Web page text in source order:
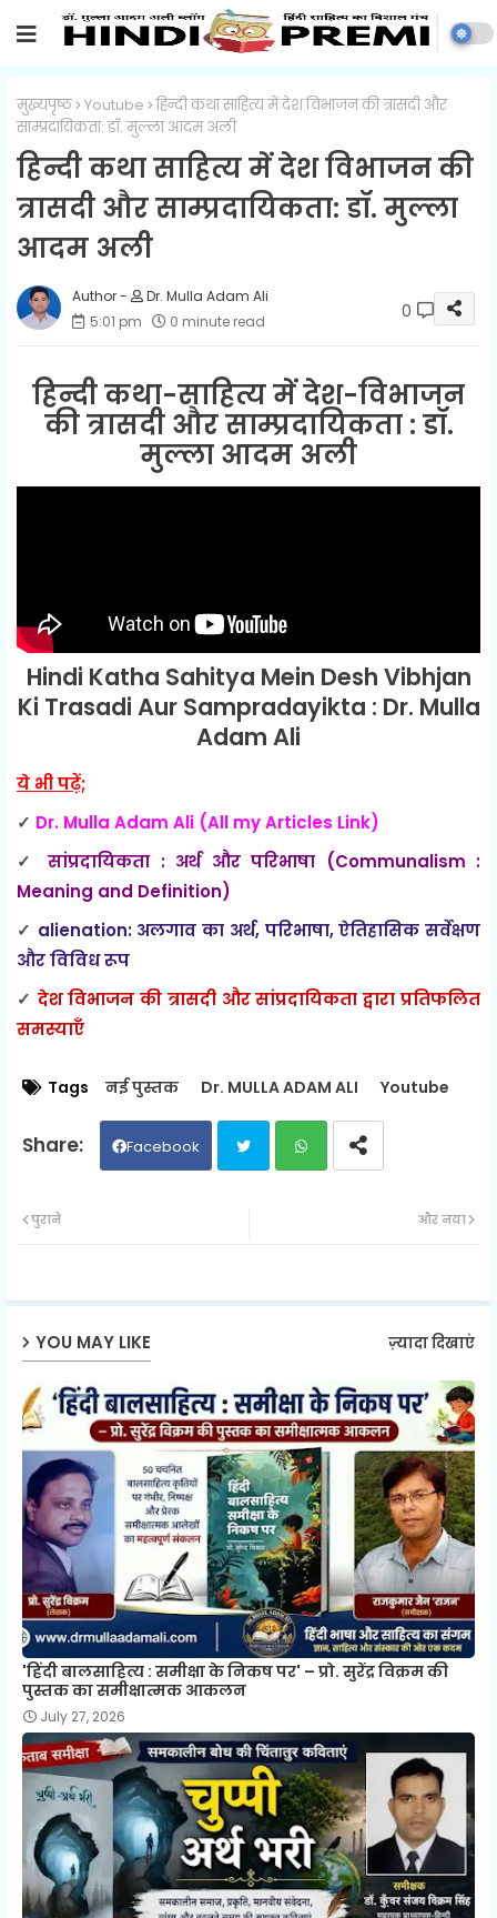
मुख्यपृष्ठ Youtube
हिन्दी कथा साहित्य में देश विभाजन की त्रासदी और
साम्प्रदायिकता: डॉ. मुल्ला आदम अली
हिन्दी कथा साहित्य में देश विभाजन की
त्रासदी और साम्प्रदायिकता: डॉ. मुल्ला
आदम अली
Dr. Mulla Adam Ali
5:01 pm
0 minute read 0
हिन्दी कथा-साहित्य में देश-विभाजन
की त्रासदी और साम्प्रदायिकता : डॉ.
मुल्ला आदम अली
Hindi Katha Sahitya Mein Desh Vibhjan
Ki Trasadi Aur Sampradayikta : Dr. Mulla
Adam Ali
ये भी पढ़ें;
✓ Dr. Mulla Adam Ali (All my Articles Link)
✓ सांप्रदायिकता : अर्थ और परिभाषा (Communalism :
Meaning and Definition)
✓ alienation: अलगाव का अर्थ, परिभाषा, ऐतिहासिक सर्वेक्षण
और विविध रूप
✓ देश विभाजन की त्रासदी और सांप्रदायिकता द्वारा प्रतिफलित
समस्याएँ
Tags नई पुस्तक Dr. MULLA ADAM ALI Youtube
Facebook
ap
और नया
पुराने
YOU MAY LIKE ज़्यादा दिखाएं
'हिंदी बालसाहित्य : समीक्षा के निकष पर' – प्रो. सुरेंद्र विक्रम की
पुस्तक का समीक्षात्मक आकलन
July 27, 2026